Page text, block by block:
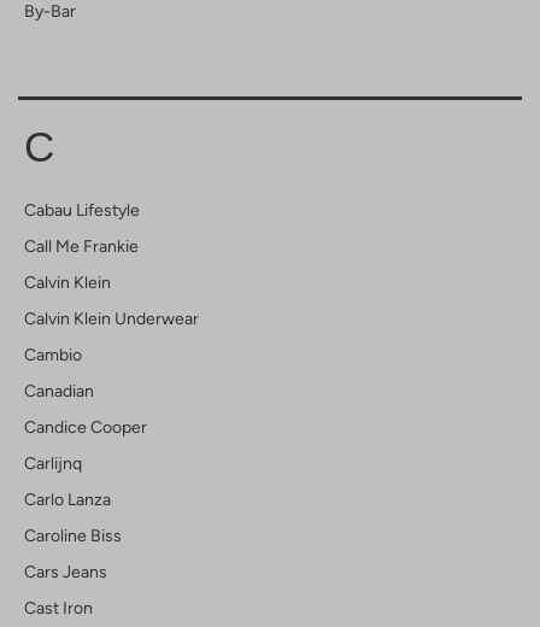
By-Bar
C
Cabau Lifestyle
Call Me Frankie
Calvin Klein
Calvin Klein Underwear
Cambio
Canadian
Candice Cooper
Carlijnq
Carlo Lanza
Caroline Biss
Cars Jeans
Cast Iron